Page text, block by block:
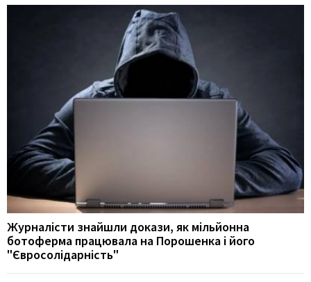
Журналісти знайшли докази, як мільйонна
ботоферма працювала на Порошенка і його
"Євросолідарність"